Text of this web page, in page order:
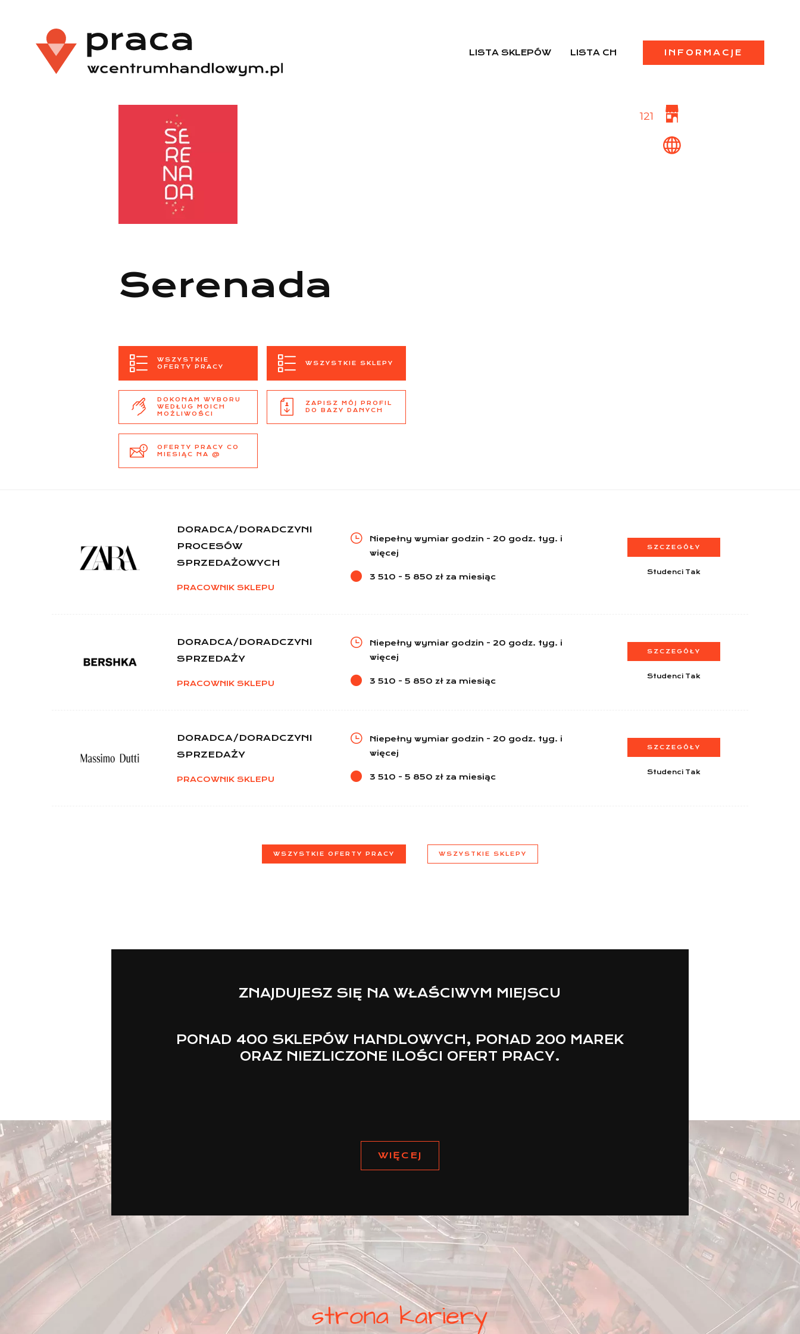
LISTA SKLEPÓW LISTA CH INFORMACJE
Serenada
WSZYSTKIE
OFERTY PRACY
DOKONAM WYBORU
WEDŁUG MOICH
MOŻLIWOŚCI
OFERTY PRACY CO
MIESIĄC NA @
WSZYSTKIE SKLEPY
ZAPISZ MÓJ PROFIL
DO BAZY DANYCH
121
DORADCA/DORADCZYNI
PROCESÓW
SPRZEDAŻOWYCH
PRACOWNIK SKLEPU
Niepełny wymiar godzin - 20 godz. tyg. i
więcej
3 510 - 5 850 zł za miesiąc
SZCZEGÓŁY
Studenci Tak
DORADCA/DORADCZYNI
SPRZEDAŻY
PRACOWNIK SKLEPU
Niepełny wymiar godzin - 20 godz. tyg. i
więcej
3 510 - 5 850 zł za miesiąc
SZCZEGÓŁY
Studenci Tak
DORADCA/DORADCZYNI
SPRZEDAŻY
PRACOWNIK SKLEPU
Niepełny wymiar godzin - 20 godz. tyg. i
więcej
3 510 - 5 850 zł za miesiąc
SZCZEGÓŁY
Studenci Tak
WSZYSTKIE OFERTY PRACY WSZYSTKIE SKLEPY
ZNAJDUJESZ SIĘ NA WŁAŚCIWYM MIEJSCU
PONAD 400 SKLEPÓW HANDLOWYCH, PONAD 200 MAREK
ORAZ NIEZLICZONE ILOŚCI OFERT PRACY.
WIĘCEJ